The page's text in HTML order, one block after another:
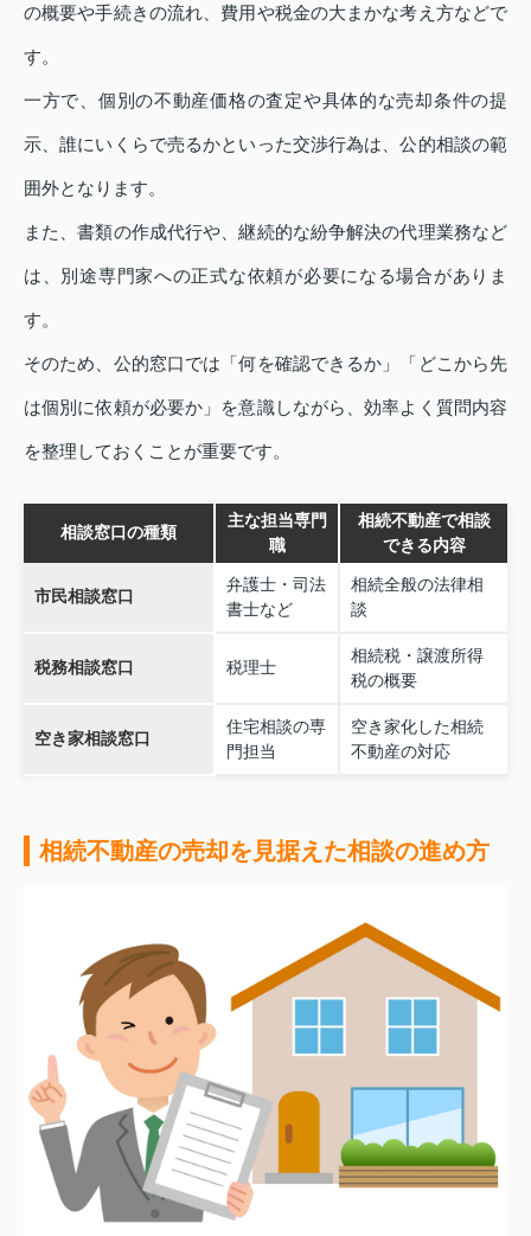
の概要や手続きの流れ、費用や税金の大まかな考え方などで
す。
一方で、個別の不動産価格の査定や具体的な売却条件の提
示、誰にいくらで売るかといった交渉行為は、公的相談の範
囲外となります。
また、書類の作成代行や、継続的な紛争解決の代理業務など
は、別途専門家への正式な依頼が必要になる場合がありま
す。
そのため、公的窓口では「何を確認できるか」「どこから先
は個別に依頼が必要か」を意識しながら、効率よく質問内容
を整理しておくことが重要です。
相談窓口の種類
主な担当専門
職
相続不動産で相談
できる内容
市民相談窓口
弁護士・司法
書士など
相続全般の法律相
談
税務相談窓口 税理士
相続税・譲渡所得
税の概要
空き家相談窓口
住宅相談の専
門担当
空き家化した相続
不動産の対応
相続不動産の売却を見据えた相談の進め方